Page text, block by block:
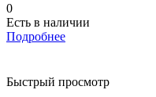
0
Есть в наличии
Подробнее
Быстрый просмотр